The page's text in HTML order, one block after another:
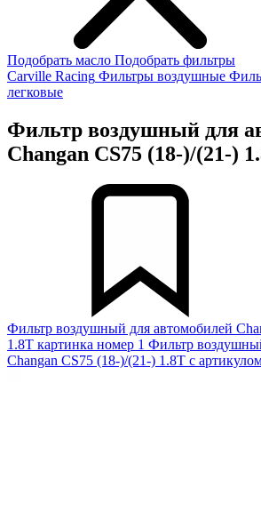
Подобрать масло Подобрать фильтры
Carville Racing Фильтры воздушные
легковые
Фильтр воздушный для
Changan CS75 (18-)/(21-)
Фильтр воздушный для автомобилей
1.8T картинка номер 1 Фильтр
Changan CS75 (18-)/(21-) 1.8T с